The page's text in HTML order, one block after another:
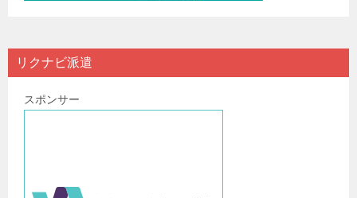
リクナビ派遣
スポンサー